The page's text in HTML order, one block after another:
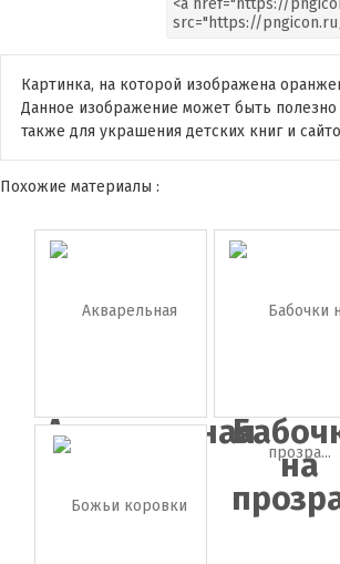
Картинка, на которой изображена
Данное изображение может быть
также для украшения детских книг и
Похожие материалы :
Акварельная
бабоч...
на